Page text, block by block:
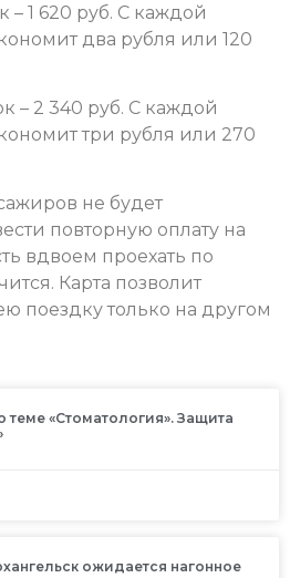
1 620 руб. С каждой
два рубля или 120
– 2 340 руб. С каждой
три рубля или 270
не будет
повторную оплату на
вдвоем проехать по
Карта позволит
поездку только на другом
теме «Стоматология». Защита
ожидается нагонное